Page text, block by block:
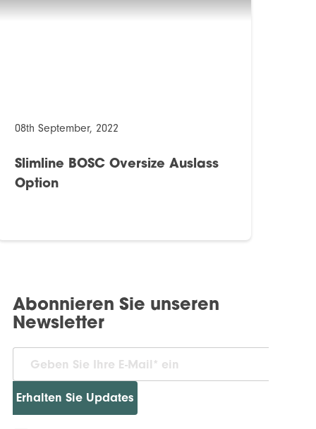
08th September, 2022
Slimline BOSC Oversize Auslass
Option
Abonnieren Sie unseren
Newsletter
Erhalten Sie Updates